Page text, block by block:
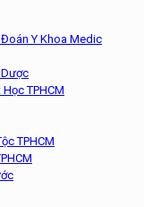
Y Khoa Medic
TPHCM
TPHCM